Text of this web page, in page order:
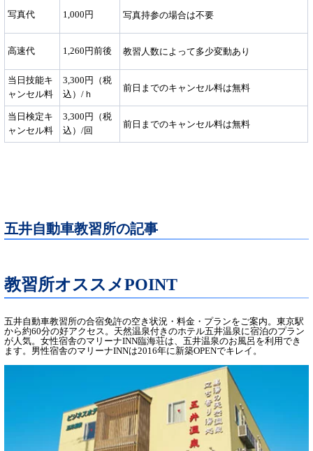
写真代 1,000円 写真持参の場合は不要
高速代 1,260円前後 教習人数によって多少変動あり
当日技能キ
ャンセル料
3,300円（税
込）/ｈ
前日までのキャンセル料は無料
当日検定キ
ャンセル料
3,300円（税
込）/回
前日までのキャンセル料は無料
五井自動車教習所の記事
教習所オススメPOINT
五井自動車教習所の合宿免許の空き状況・料金・プランをご案内。東京駅
から約60分の好アクセス。天然温泉付きのホテル五井温泉に宿泊のプラン
が人気。女性宿舎のマリーナINN臨海荘は、五井温泉のお風呂を利用でき
ます。男性宿舎のマリーナINNは2016年に新築OPENでキレイ。